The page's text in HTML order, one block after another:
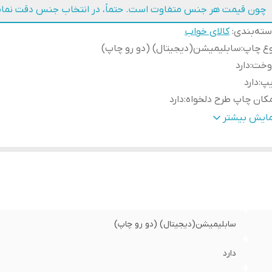
چون قیمت هر جنس متفاوت است. حتماً، در انتخاب جنس دقت
:کالای خواب
چاپ:سابلیمیشن(دیجیتال) (دو رو چاپ)
:دارد
:دارد
چاپ طرح دلخواه:دارد
شستشو: بیشتر
سابلیمیشن(دیجیتال) (دو رو چاپ)
دارد